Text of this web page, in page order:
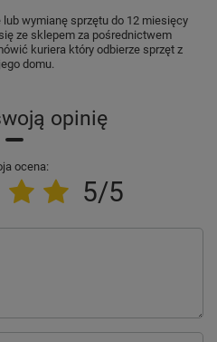
wymianę sprzętu do 12 miesięcy
ze sklepem za pośrednictwem
kuriera który odbierze sprzęt z
domu.
opinię
ocena:
5/5